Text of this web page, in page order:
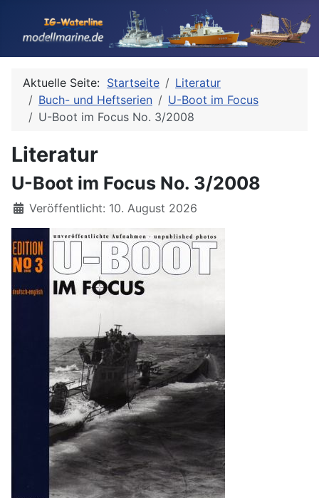
Aktuelle Seite: Startseite
Literatur
Buch- und Heftserien
U-Boot im Focus
U-Boot im Focus No. 3/2008
Literatur
U-Boot im Focus No. 3/2008
Details
Veröffentlicht: 10. August 2026